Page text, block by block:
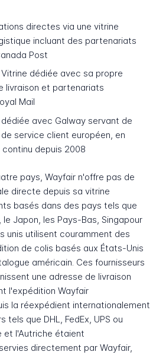
directes via une vitrine
incluant des partenariats
Post
Vitrine dédiée avec sa propre
livraison et partenariats
Mail
avec Galway servant de
service client européen, en
depuis 2008
pays, Wayfair n'offre pas de
directe depuis sa vitrine
basés dans des pays tels que
le Japon, les Pays-Bas, Singapour
unis utilisent couramment des
de colis basés aux États-Unis
américain. Ces fournisseurs
une adresse de livraison
l'expédition Wayfair
la réexpédient internationalement
que DHL, FedEx, UPS ou
et l'Autriche étaient
directement par Wayfair,